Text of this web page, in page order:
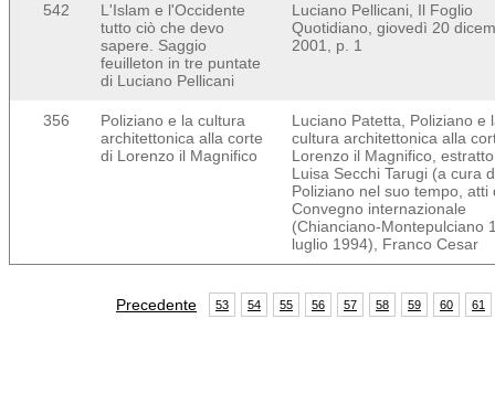
542
L'Islam e l'Occidente
tutto ciò che devo
sapere. Saggio
feuilleton in tre puntate
di Luciano Pellicani
Luciano Pellicani, Il Foglio
Quotidiano, giovedì 20
2001, p. 1
356
Poliziano e la cultura
architettonica alla corte
di Lorenzo il Magnifico
Luciano Patetta, Poliziano e
cultura architettonica alla
Lorenzo il Magnifico,
Luisa Secchi Tarugi (a cura
Poliziano nel suo tempo, atti
Convegno internazionale
(Chianciano-Montepulciano
luglio 1994), Franco Cesar
Precedente 53 54 55 56 57 58 59 60 61